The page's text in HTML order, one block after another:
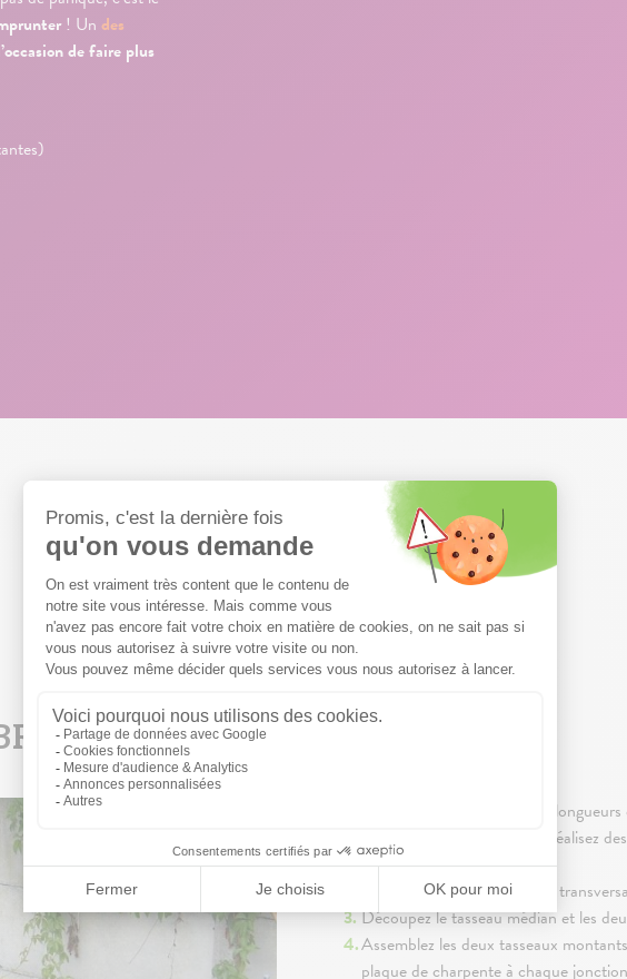
! Un des
de faire plus
DE LA STRUCTURE
Déterminez au préalable les
taille du hamac souhaitée. Réalisez
boite à onglet.
Découpez les deux tasseaux
Découpez le tasseau médian et les
Assemblez les deux tasseaux
plaque de charpente à chaque